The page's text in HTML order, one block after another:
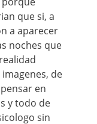
que si, a
a aparecer
noches que
de
en
y todo de
sin